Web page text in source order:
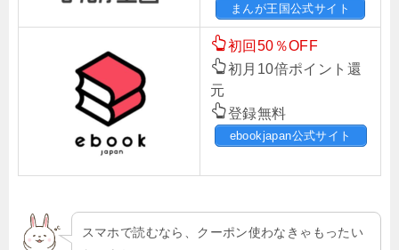
まんが王国公式サイト
初回50％OFF
初月10倍ポイント還
元
登録無料
ebookjapan公式サイト
スマホで読むなら、クーポン使わなきゃもったい